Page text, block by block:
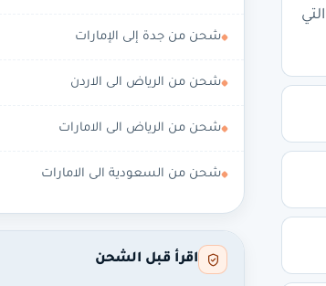
شحن من جدة إلى الإمارات
شحن من الرياض الى الاردن
شحن من الرياض الى الامارات
شحن من السعودية الى الامارات
اقرأ قبل الشحن